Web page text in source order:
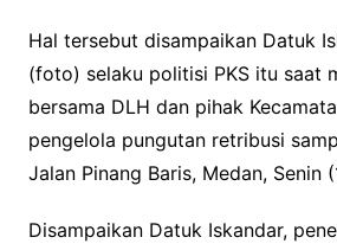
Hal tersebut disampaikan Datuk
(foto) selaku politisi PKS itu saat
bersama DLH dan pihak
pengelola pungutan retribusi
Jalan Pinang Baris, Medan, Senin
Disampaikan Datuk Iskandar,